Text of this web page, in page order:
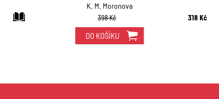
K. M. Moronova
398 Kč
318 Kč
DO KOŠÍKU